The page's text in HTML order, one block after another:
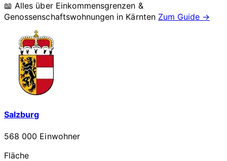
📖 Alles über Einkommensgrenzen &
Genossenschaftswohnungen in Kärnten Zum Guide →
Salzburg
568 000 Einwohner
Fläche